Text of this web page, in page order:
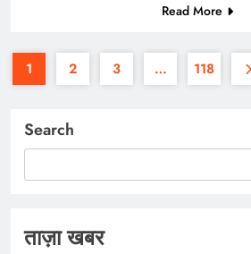
Read More
1 2 3 … 118
Search
ताज़ा खबर